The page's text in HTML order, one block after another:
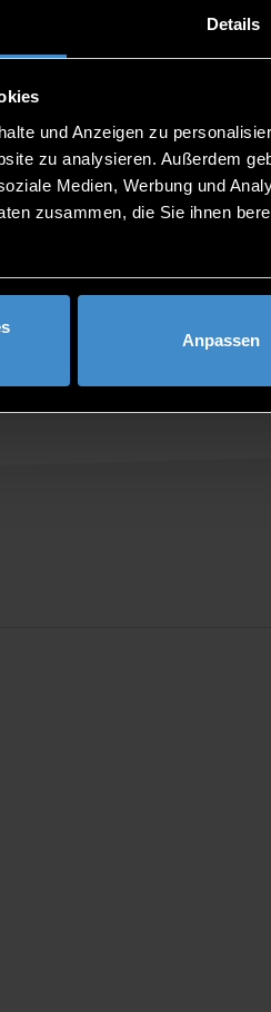
Details
und Anzeigen zu
zu analysieren. Außerdem
Medien, Werbung und
zusammen, die Sie ihnen
Anpassen
English.
individual questions